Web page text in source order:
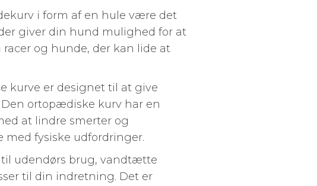
i form af en hule være det
giver din hund mulighed for at
og hunde, der kan lide at
kurve er designet til at give
ortopædiske kurv har en
at lindre smerter og
fysiske udfordringer.
til udendørs brug, vandtætte
til din indretning. Det er